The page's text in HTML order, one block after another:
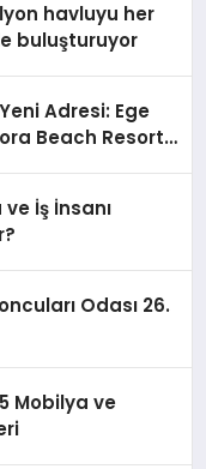
havluyu her
buluşturuyor
Adresi: Ege
Beach Resort
İş İnsanı
Odası 26.
Mobilya ve